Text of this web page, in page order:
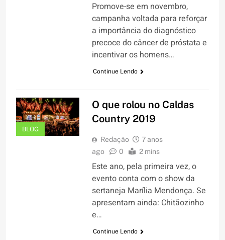
Promove-se em novembro,
campanha voltada para reforçar
a importância do diagnóstico
precoce do câncer de próstata e
incentivar os homens…
Continue Lendo
BLOG
O que rolou no Caldas
Country 2019
Redação
7 anos
ago
0 2 mins
Este ano, pela primeira vez, o
evento conta com o show da
sertaneja Marília Mendonça. Se
apresentam ainda: Chitãozinho
e…
Continue Lendo